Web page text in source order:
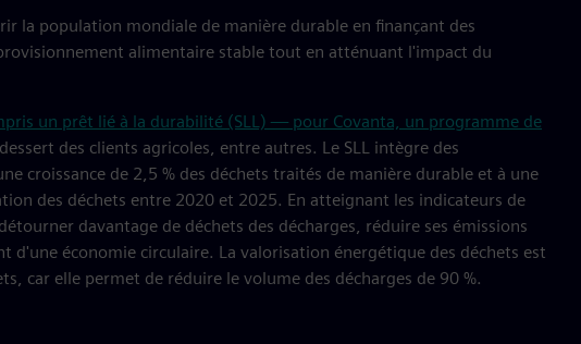
la population mondiale de manière durable en finançant des
alimentaire stable tout en atténuant l'impact du
un prêt lié à la durabilité (SLL) — pour Covanta, un programme de
des clients agricoles, entre autres. Le SLL intègre des
croissance de 2,5 % des déchets traités de manière durable et à une
des déchets entre 2020 et 2025. En atteignant les indicateurs de
davantage de déchets des décharges, réduire ses émissions
d'une économie circulaire. La valorisation énergétique des déchets est
car elle permet de réduire le volume des décharges de 90 %.